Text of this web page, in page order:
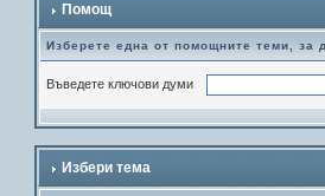
Помощ
Изберете една от помощните теми,
Въведете ключови думи
Избери тема